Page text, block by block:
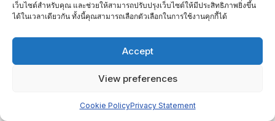
เว็บไซต์สำหรับคุณ และช่วยให้สามารถปรับปรุงเว็บไซต์ให้มีประสิทธิภาพยิ่งขึ้น
ได้ในเวลาเดียวกัน ทั้งนี้คุณสามารถเลือกตัวเลือกในการใช้งานคุกกี้ได้
Accept
View preferences
Cookie PolicyPrivacy Statement
ปฏิทินกิจกรรม
ประกันคุณภาพภายนอก